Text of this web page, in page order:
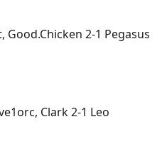
Good.Chicken 2-1 Pegasus
Clark 2-1 Leo